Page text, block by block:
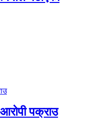
पक्राउ